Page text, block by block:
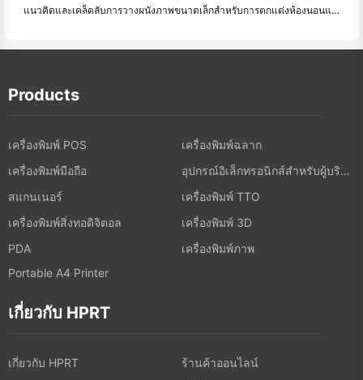
แนวคิดและเคล็ดลับการวางผนังภาพขนาดเล็กสำหรับการตกแต่งห้องนอนและห้องพัก
Products
เครื่องพิมพ์ POS
เครื่องพิมพ์ฉลาก
เครื่องพิมพ์มือถือ
อุปกรณ์อิเล็กทรอนิกส์สำหรับผู้บริโภค
สแกนเนอร์
เครื่องพิมพ์ TTO
เครื่องพิมพ์สิ่งทอดิจิตอล
เครื่องพิมพ์ 3D
PDA
เครื่องพิมพ์ภาพ
Portable A4 Printer
เกี่ยวกับ HPRT
เกี่ยวกับ HPRT
ร้านค้าออนไลน์